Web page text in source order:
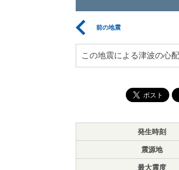
前の地震
この地震による津波の心
発生時刻
震源地
最大震度